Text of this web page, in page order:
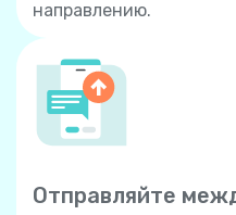
направлению.
Отправляйте